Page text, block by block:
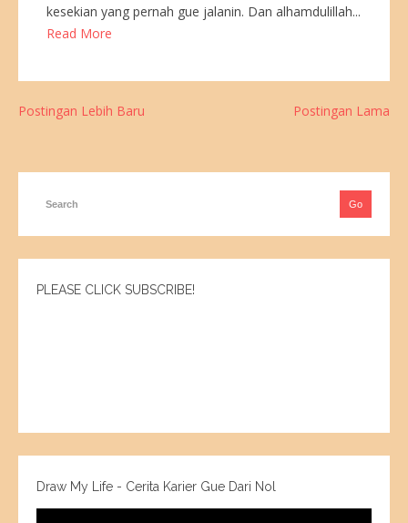
kesekian yang pernah gue jalanin. Dan alhamdulillah...
Read More
Postingan Lebih Baru Postingan Lama
PLEASE CLICK SUBSCRIBE!
Draw My Life - Cerita Karier Gue Dari Nol